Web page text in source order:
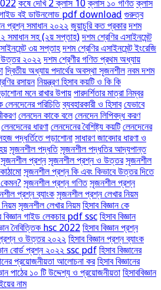
কষে দেখি 2 ক্লাস 10 ক্লাস ১০ গণিত ক্লাস
বই ডাউনলোড pdf download গুরুত্ব
প্রশ্ন সমাধান ২০২২ জুয়াচুরি কত প্রকার দশম
সমাধান সহ (২য় সপ্তাহ) দশম শ্রেণির এসাইনমেন্ট
৩য় সপ্তাহ দশম শ্রেণির এসাইনমেন্ট ইংরেজি
উত্তর ২০২২ দশম শ্রেণীর গণিত প্রথম অধ্যায়
দ্বিতীয় অধ্যায় পদার্থের অবস্থা সৃজনশীল নবম দশম
রসায়ন নিয়ন্ত্রণ হিসাব কয়টি ও কি কি
মনে রাখার উপায় পারদর্শিতার মাত্রা নিম্বর
লেনদেনের পরিচিতি ব্যবহারকারী ও হিসাব যেভাবে
লেনদেন কাকে বলে লেনদেন লিপিবদ্ধ করণ
লেনদেনের ধারণা লেনদেনের বৈশিষ্ট্য কয়টি লেনদেনের
পদ্ধর্তিতে পড়াশোনা সাধারণ জাবেদার ধারণা ও
সৃজনশীল পদ্ধতি সৃজনশীল পদ্ধতির আদ্যপান্ত
সৃজনশীল প্রশ্ন সৃজনশীল প্রশ্ন ও উত্তর সৃজনশীল
সৃজনশীল প্রশ্ন কি এবং কিভাবে উত্তর দিতে
সৃজনশীল প্রশ্ন গণিত সৃজনশীল প্রশ্ন
প্রশ্ন ব্যাংক সৃজনশীল প্রশ্ন লেখার নিয়ম
সৃজনশীল লেখার নিয়ম হিসাব বিজ্ঞান কে
বিজ্ঞান গাইড লেকচার pdf ssc হিসাব বিজ্ঞান
নৈবিত্তিক hsc 2022 হিসাব বিজ্ঞান প্রশ্ন
প্রশ্ন ও উত্তর ২০২২ হিসাব বিজ্ঞান প্রশ্ন ব্যাংক
বোর্ড প্রশ্ন ২০২২ ssc pdf হিসাব বিজ্ঞানের
প্রয়োজনীয়তা আলোচনা কর হিসাব বিজ্ঞানের
পাঠের ১০ টি উদ্দেশ্য ও প্রয়োজনীয়তা হিসাববিজ্ঞান
নাম